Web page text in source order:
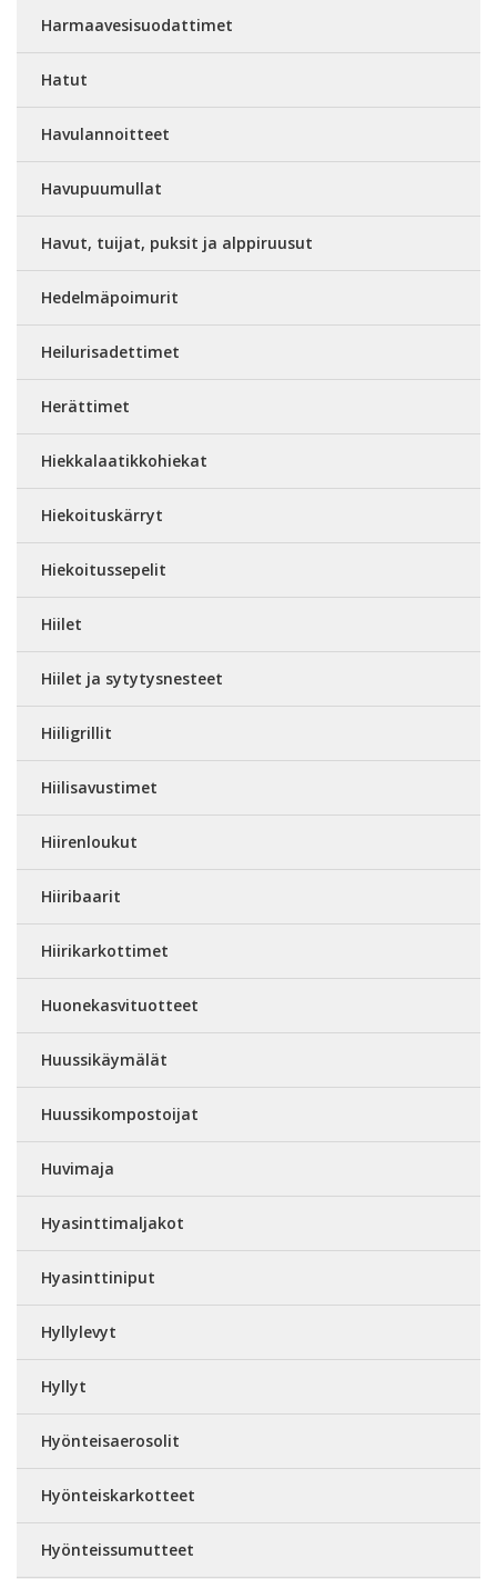
Harmaavesisuodattimet
Hatut
Havulannoitteet
Havupuumullat
Havut, tuijat, puksit ja alppiruusut
Hedelmäpoimurit
Heilurisadettimet
Herättimet
Hiekkalaatikkohiekat
Hiekoituskärryt
Hiekoitussepelit
Hiilet
Hiilet ja sytytysnesteet
Hiiligrillit
Hiilisavustimet
Hiirenloukut
Hiiribaarit
Hiirikarkottimet
Huonekasvituotteet
Huussikäymälät
Huussikompostoijat
Huvimaja
Hyasinttimaljakot
Hyasinttiniput
Hyllylevyt
Hyllyt
Hyönteisaerosolit
Hyönteiskarkotteet
Hyönteissumutteet